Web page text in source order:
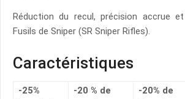
Réduction du recul, précision accrue
Fusils de Sniper (SR Sniper Rifles).
Caractéristiques
-25%
-20 % de
-20% de